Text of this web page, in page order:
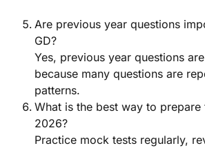
Are previous year questions
GD?
Yes, previous year questions
because many questions are
patterns.
What is the best way to prepare
2026?
Practice mock tests regularly,